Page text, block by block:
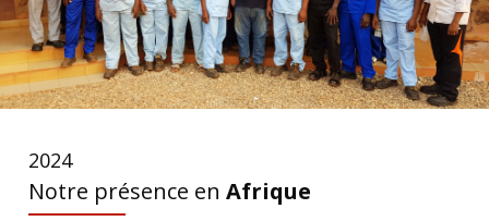
2024
Notre présence en Afrique